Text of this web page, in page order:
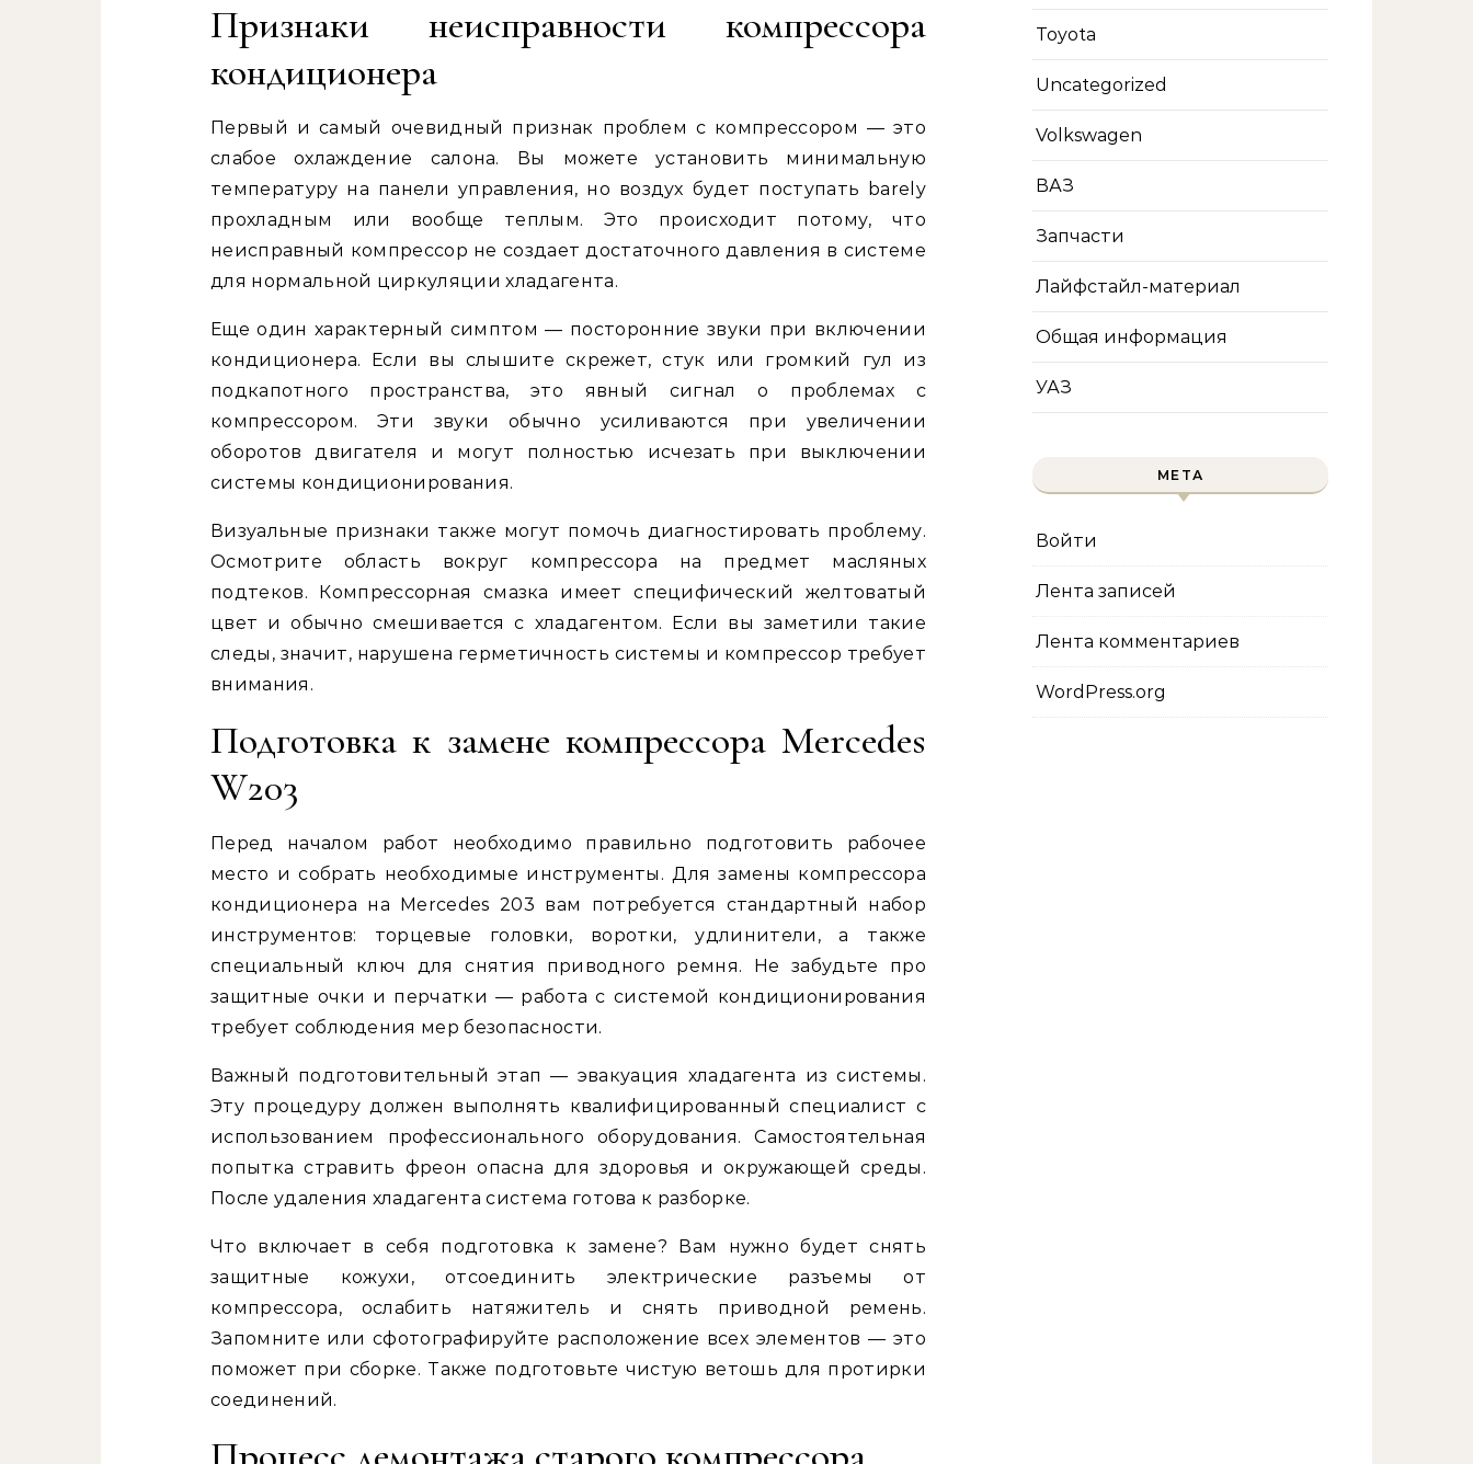
Признаки неисправности компрессора
кондиционера
Первый и самый очевидный признак проблем с компрессором — это
слабое охлаждение салона. Вы можете установить минимальную
температуру на панели управления, но воздух будет поступать barely
прохладным или вообще теплым. Это происходит потому, что
неисправный компрессор не создает достаточного давления в системе
для нормальной циркуляции хладагента.
Еще один характерный симптом — посторонние звуки при включении
кондиционера. Если вы слышите скрежет, стук или громкий гул из
подкапотного пространства, это явный сигнал о проблемах с
компрессором. Эти звуки обычно усиливаются при увеличении
оборотов двигателя и могут полностью исчезать при выключении
системы кондиционирования.
Визуальные признаки также могут помочь диагностировать проблему.
Осмотрите область вокруг компрессора на предмет масляных
подтеков. Компрессорная смазка имеет специфический желтоватый
цвет и обычно смешивается с хладагентом. Если вы заметили такие
следы, значит, нарушена герметичность системы и компрессор требует
внимания.
Подготовка к замене компрессора Mercedes
W203
Перед началом работ необходимо правильно подготовить рабочее
место и собрать необходимые инструменты. Для замены компрессора
кондиционера на Mercedes 203 вам потребуется стандартный набор
инструментов: торцевые головки, воротки, удлинители, а также
специальный ключ для снятия приводного ремня. Не забудьте про
защитные очки и перчатки — работа с системой кондиционирования
требует соблюдения мер безопасности.
Важный подготовительный этап — эвакуация хладагента из системы.
Эту процедуру должен выполнять квалифицированный специалист с
использованием профессионального оборудования. Самостоятельная
попытка стравить фреон опасна для здоровья и окружающей среды.
После удаления хладагента система готова к разборке.
Что включает в себя подготовка к замене? Вам нужно будет снять
защитные кожухи, отсоединить электрические разъемы от
компрессора, ослабить натяжитель и снять приводной ремень.
Запомните или сфотографируйте расположение всех элементов — это
поможет при сборке. Также подготовьте чистую ветошь для протирки
соединений.
Toyota
Uncategorized
Volkswagen
ВАЗ
Запчасти
Лайфстайл-материал
Общая информация
УАЗ
МЕТА
Войти
Лента записей
Лента комментариев
WordPress.org